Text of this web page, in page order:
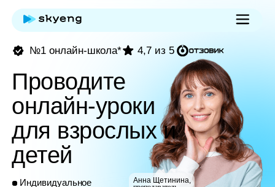
Индивидуальное
расписание
От 12 часов в неделю
4,7 из 5
Проводите
онлайн-уроки
для взрослых и
детей
Анна Щетинина,
преподаватель